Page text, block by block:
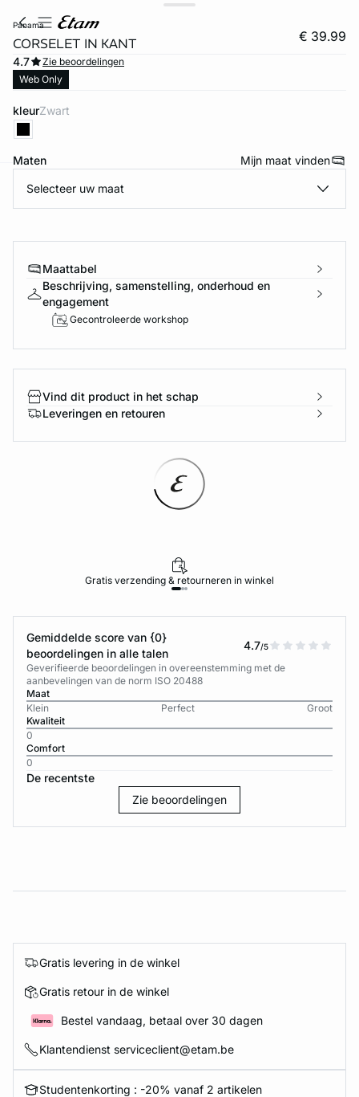
panama
CORSELET IN KANT € 39.99
4.7
Zie beoordelingen
Web Only
kleur zwart
Maten Mijn maat vinden
Selecteer uw maat
Maattabel
Beschrijving, samenstelling, onderhoud en
engagement
Gecontroleerde workshop
Vind dit product in het schap
Leveringen en retouren
Gratis verzending & retourneren in winkel
Gemiddelde score van {0}
beoordelingen in alle talen
4.7/5
Geverifieerde beoordelingen in overeenstemming met de
aanbevelingen van de norm ISO 20488
Maat
Klein
Perfect
Groot
Kwaliteit
0
Comfort
0
De recentste
Zie beoordelingen
Gratis levering in de winkel
Gratis retour in de winkel
Bestel vandaag, betaal over 30 dagen
Klantendienst serviceclient@etam.be
Studentenkorting : -20% vanaf 2 artikelen